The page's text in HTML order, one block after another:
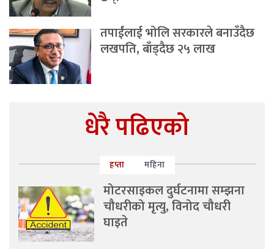
तपाईंलाई भोलि सरकारले बनाउँदैछ
लखपति, बाँड्दैछ २५ लाख
धेरै पढिएको
हप्ता महिना
मोटरसाइकल दुर्घटनामा सम्झना
चौधरीको मृत्यु, विनोद चौधरी
घाइते